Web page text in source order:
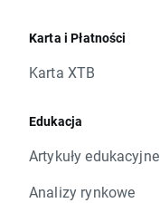
Karta i Płatności
Karta XTB
Edukacja
Artykuły edukacyjne
Analizy rynkowe